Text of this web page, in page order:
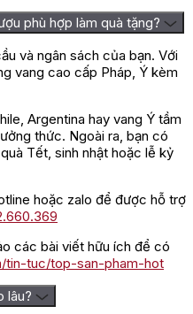
phù hợp làm quà tặng?
và ngân sách của bạn. Với
vang cao cấp Pháp, Ý kèm
Argentina hay vang Ý tầm
thức. Ngoài ra, bạn có
Tết, sinh nhật hoặc lễ kỷ
hoặc zalo để được hỗ trợ
các bài viết hữu ích để có
tin-tuc/top-san-pham-hot
lâu?